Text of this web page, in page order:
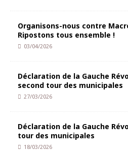
Organisons-nous contre
Ripostons tous ensemble !
03/04/2026
Déclaration de la Gauche
second tour des municipales
27/03/2026
Déclaration de la Gauche
tour des municipales
18/03/2026